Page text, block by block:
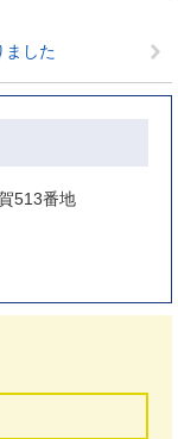
ました
513番地